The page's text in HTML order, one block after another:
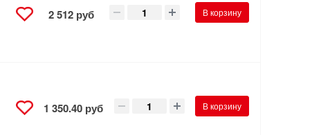
2 512 руб В корзину
1 350.40 руб В корзину